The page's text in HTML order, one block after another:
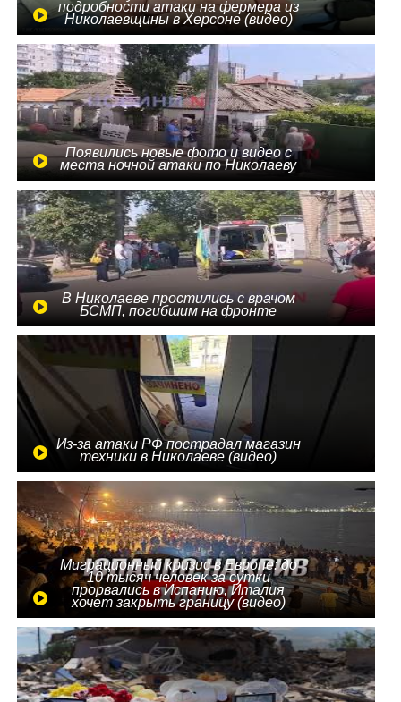
подробности атаки на фермера из
Николаевщины в Херсоне (видео)
Появились новые фото и видео с
места ночной атаки по Николаеву
В Николаеве простились с врачом
БСМП, погибшим на фронте
Из-за атаки РФ пострадал магазин
техники в Николаеве (видео)
Миграционный кризис в Европе: до
10 тысяч человек за сутки
прорвались в Испанию, Италия
хочет закрыть границу (видео)